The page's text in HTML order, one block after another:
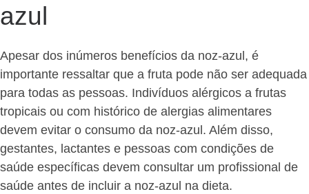
azul
Apesar dos inúmeros benefícios da noz-azul, é
importante ressaltar que a fruta pode não ser adequada
para todas as pessoas. Indivíduos alérgicos a frutas
tropicais ou com histórico de alergias alimentares
devem evitar o consumo da noz-azul. Além disso,
gestantes, lactantes e pessoas com condições de
saúde específicas devem consultar um profissional de
saúde antes de incluir a noz-azul na dieta.